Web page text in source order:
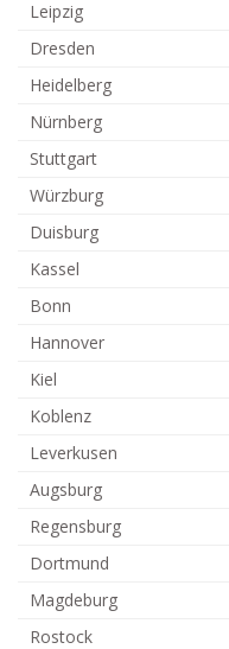
Leipzig
Dresden
Heidelberg
Nürnberg
Stuttgart
Würzburg
Duisburg
Kassel
Bonn
Hannover
Kiel
Koblenz
Leverkusen
Augsburg
Regensburg
Dortmund
Magdeburg
Rostock